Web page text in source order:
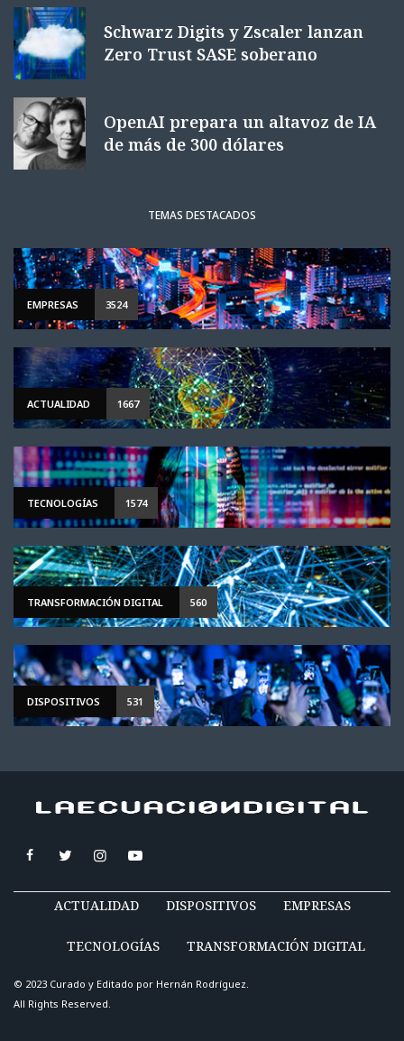
Schwarz Digits y Zscaler lanzan
Zero Trust SASE soberano
OpenAI prepara un altavoz de IA
de más de 300 dólares
TEMAS DESTACADOS
EMPRESAS 3524
ACTUALIDAD 1667
TECNOLOGÍAS 1574
TRANSFORMACIÓN DIGITAL 560
DISPOSITIVOS 531
ACTUALIDAD DISPOSITIVOS EMPRESAS
TECNOLOGÍAS TRANSFORMACIÓN DIGITAL
© 2023 Curado y Editado por Hernán Rodríguez.
All Rights Reserved.